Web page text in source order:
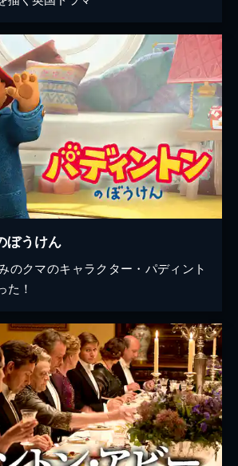
ぼうけん
のクマのキャラクター・パディント
た！